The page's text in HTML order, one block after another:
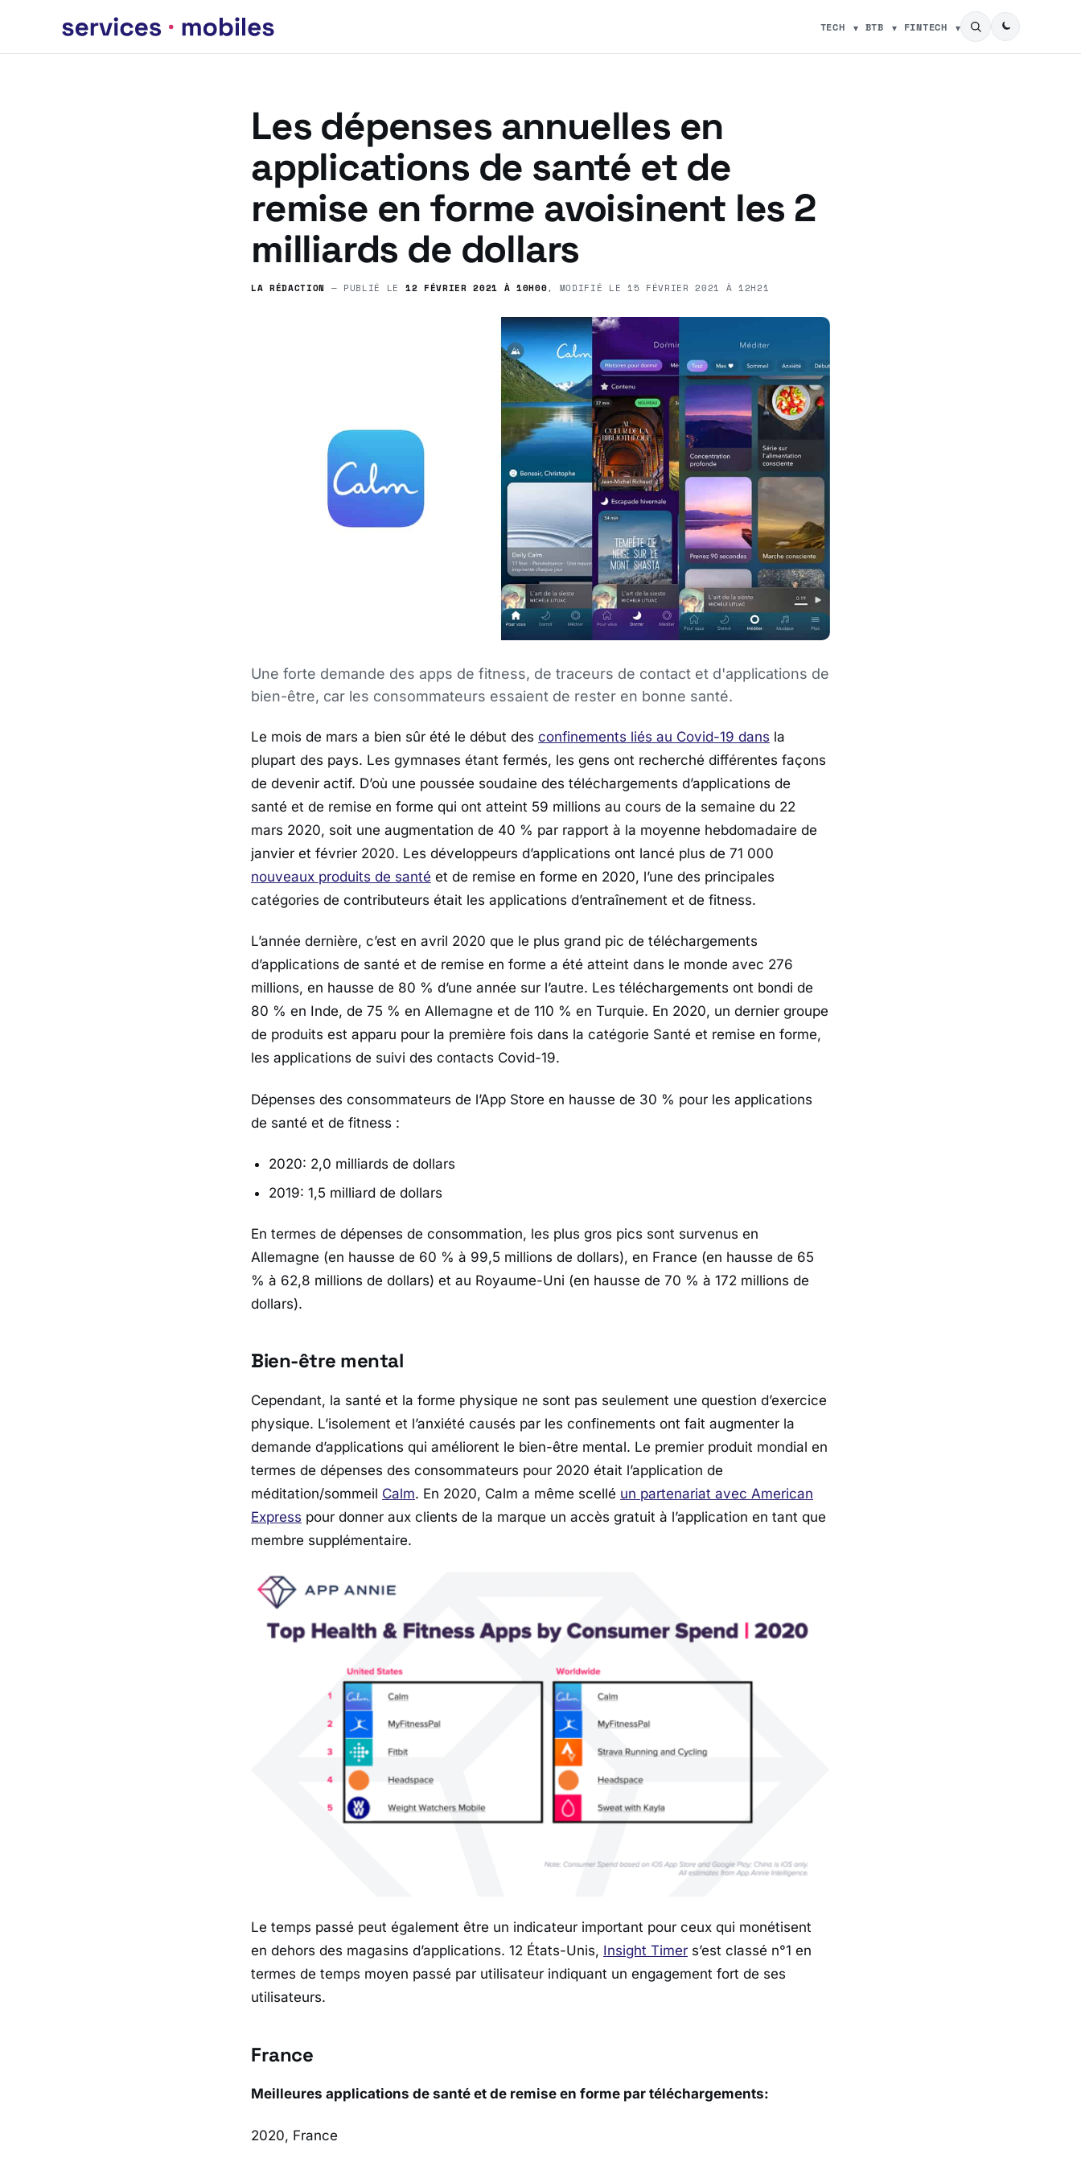
TECH BTB FINTECH
Les dépenses annuelles en
applications de santé et de
remise en forme avoisinent les 2
milliards de dollars
LA RÉDACTION — PUBLIÉ LE 12 FÉVRIER 2021 À 10H00, MODIFIÉ LE15 FÉVRIER 2021 À 12H21
Une forte demande des apps de fitness, de traceurs de contact et d'applications de
bien-être, car les consommateurs essaient de rester en bonne santé.
Le mois de mars a bien sûr été le début des confinements liés au Covid-19 dans la
plupart des pays. Les gymnases étant fermés, les gens ont recherché différentes façons
de devenir actif. D’où une poussée soudaine des téléchargements d’applications de
santé et de remise en forme qui ont atteint 59 millions au cours de la semaine du 22
mars 2020, soit une augmentation de 40 % par rapport à la moyenne hebdomadaire de
janvier et février 2020. Les développeurs d’applications ont lancé plus de 71 000
nouveaux produits de santé et de remise en forme en 2020, l’une des principales
catégories de contributeurs était les applications d’entraînement et de fitness.
L’année dernière, c’est en avril 2020 que le plus grand pic de téléchargements
d’applications de santé et de remise en forme a été atteint dans le monde avec 276
millions, en hausse de 80 % d’une année sur l’autre. Les téléchargements ont bondi de
80 % en Inde, de 75 % en Allemagne et de 110 % en Turquie. En 2020, un dernier groupe
de produits est apparu pour la première fois dans la catégorie Santé et remise en forme,
les applications de suivi des contacts Covid-19.
Dépenses des consommateurs de l’App Store en hausse de 30 % pour les applications
de santé et de fitness :
2020: 2,0 milliards de dollars
2019: 1,5 milliard de dollars
En termes de dépenses de consommation, les plus gros pics sont survenus en
Allemagne (en hausse de 60 % à 99,5 millions de dollars), en France (en hausse de 65
% à 62,8 millions de dollars) et au Royaume-Uni (en hausse de 70 % à 172 millions de
dollars).
Bien-être mental
Cependant, la santé et la forme physique ne sont pas seulement une question d’exercice
physique. L’isolement et l’anxiété causés par les confinements ont fait augmenter la
demande d’applications qui améliorent le bien-être mental. Le premier produit mondial en
termes de dépenses des consommateurs pour 2020 était l’application de
méditation/sommeil Calm. En 2020, Calm a même scellé un partenariat avec American
Express pour donner aux clients de la marque un accès gratuit à l’application en tant que
membre supplémentaire.
Le temps passé peut également être un indicateur important pour ceux qui monétisent
en dehors des magasins d’applications. 12 États-Unis, Insight Timer s’est classé n°1 en
termes de temps moyen passé par utilisateur indiquant un engagement fort de ses
utilisateurs.
France
Meilleures applications de santé et de remise en forme par téléchargements:
2020, France